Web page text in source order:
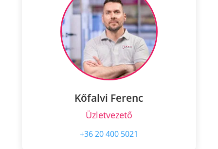
Kőfalvi Ferenc
Üzletvezető
+36 20 400 5021